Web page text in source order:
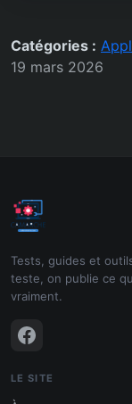
Catégories :
19 mars 2026
Tests, guides et
teste, on publie ce
vraiment.
LE SITE